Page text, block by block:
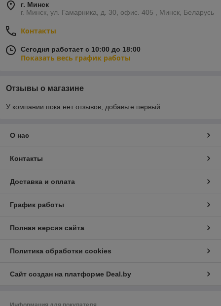
г. Минск
г. Минск, ул. Гамарника, д. 30, офис. 405 , Минск, Беларусь
Контакты
Сегодня работает с 10:00 до 18:00
Показать весь график работы
Отзывы о магазине
У компании пока нет отзывов, добавьте первый
О нас
Контакты
Доставка и оплата
График работы
Полная версия сайта
Политика обработки cookies
Сайт создан на платформе Deal.by